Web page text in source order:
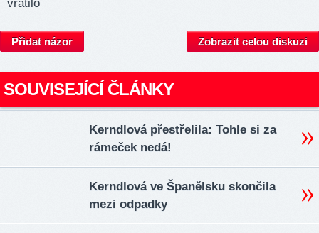
vratilo
Přidat názor Zobrazit celou diskuzi
SOUVISEJÍCÍ ČLÁNKY
Kerndlová přestřelila: Tohle si za
rámeček nedá!
Kerndlová ve Španělsku skončila
mezi odpadky